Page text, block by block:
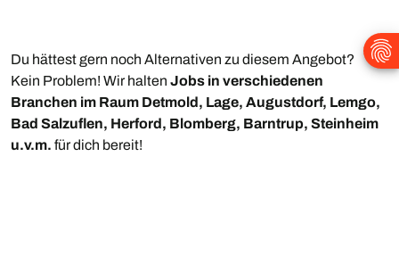
Du hättest gern noch Alternativen zu diesem Angebot?
Kein Problem! Wir halten Jobs in verschiedenen
Branchen im Raum Detmold, Lage, Augustdorf, Lemgo,
Bad Salzuflen, Herford, Blomberg, Barntrup, Steinheim
u.v.m. für dich bereit!